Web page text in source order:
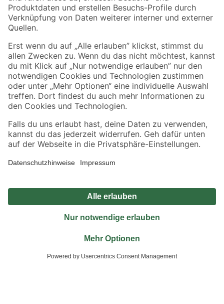
5 Jahre Garantie auf toom Eigenmarken
Abholung im Markt in 2 Stunden
Wissen & Service
Unternehmen